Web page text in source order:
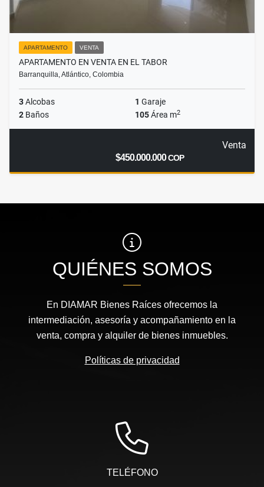
APARTAMENTO VENTA
APARTAMENTO EN VENTA EN EL TABOR
Barranquilla, Atlántico, Colombia
3Alcobas 1 Garaje
2 Baños 105Área m2
Venta
$450.000.000COP
QUIÉNES SOMOS
En DIAMAR Bienes Raíces ofrecemos la
intermediación, asesoría y acompañamiento en la
venta, compra y alquiler de bienes inmuebles.
Políticas de privacidad
TELÉFONO